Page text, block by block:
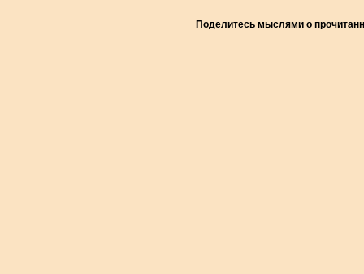
Поделитесь мыслями о